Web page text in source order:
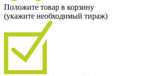
Положите товар в корзину
(укажите необходимый тираж)